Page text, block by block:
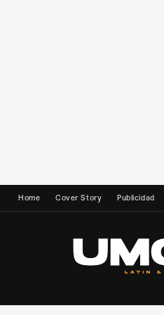
Home Cover Story Publicidad